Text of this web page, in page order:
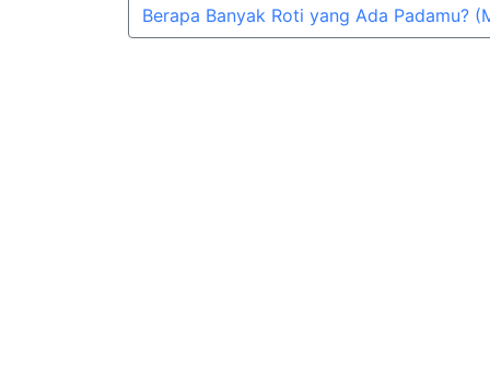
Berapa Banyak Roti yang Ada Padamu?